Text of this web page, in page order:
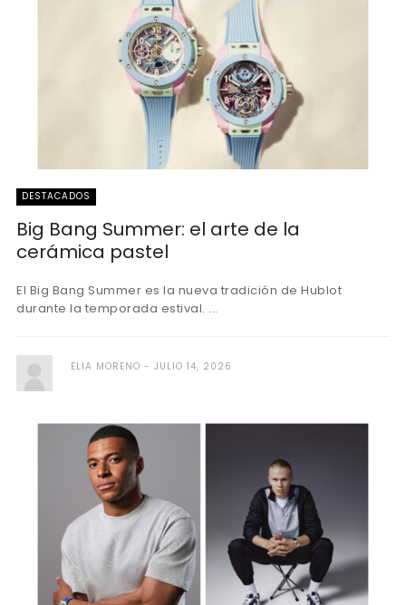
DESTACADOS
Big Bang Summer: el arte de la
cerámica pastel
El Big Bang Summer es la nueva tradición de Hublot
durante la temporada estival. ...
ELIA MORENO JULIO 14, 2026